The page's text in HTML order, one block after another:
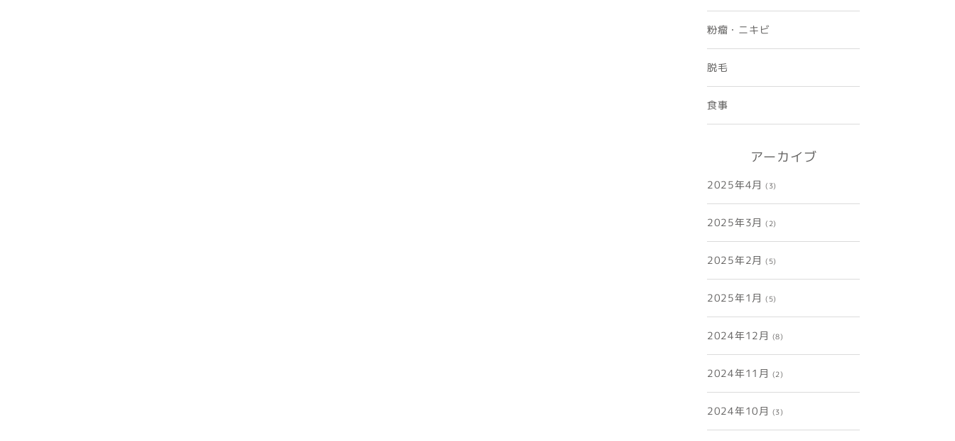
粉瘤・ニキビ
脱毛
食事
アーカイブ
2025年4月 (3)
2025年3月 (2)
2025年2月 (5)
2025年1月 (5)
2024年12月 (8)
2024年11月 (2)
2024年10月 (3)